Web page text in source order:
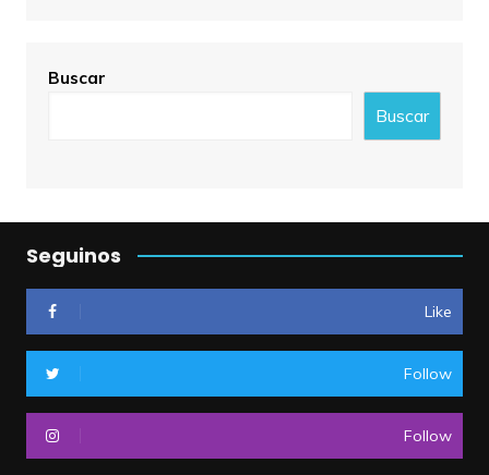
Buscar
Buscar
Seguinos
Like
Follow
Follow